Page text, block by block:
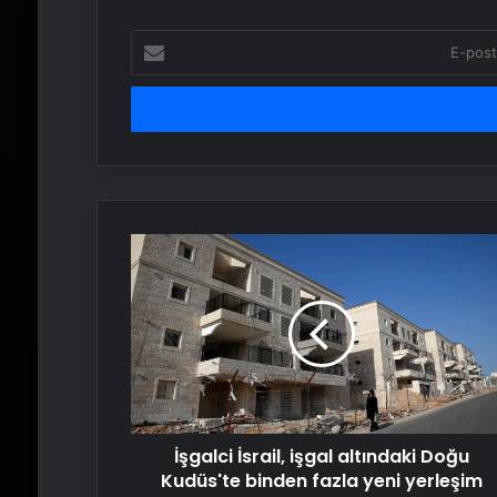
posta
adresinizi
İşgalci
İsrail,
işgal
altındaki
Doğu
Kudüs'te
binden
fazla
yeni
yerleşim
birimi
İşgalci İsrail, işgal altındaki Doğu
Kudüs'te binden fazla yeni yerleşim